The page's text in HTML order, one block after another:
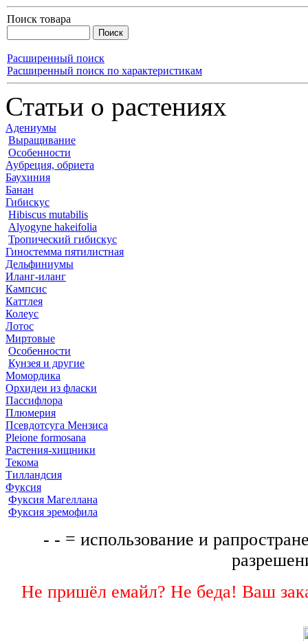
Поиск товара
Расширенный поиск
Расширенный поиск по характеристикам
Статьи о растениях
Адениумы
Выращивание
Особенности
Аубреция, обриета
Баухиния
Банан
Гибискус
Hibiscus mutabilis
Alyogyne hakeifolia
Тропический гибискус
Гиностемма пятилистная
Дельфиниумы
Иланг-иланг
Кампсис
Каттлея
Колеус
Лотос
Миртовые
Особенности
Кунзея и другие
Момордика
Орхидеи из фласки
Пассифлора
Плюмерия
Псевдотсуга Мензиса
Pleione formosana
Растения-хищники
Текома
Тилландсия
Фуксия
Фуксия Магеллана
Фуксия эремофила
- - = использование и
Не пришёл емайл? Не беда! Ваш